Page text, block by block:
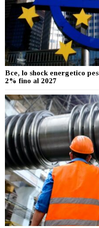
Bce, lo shock energetico
2% fino al 2027